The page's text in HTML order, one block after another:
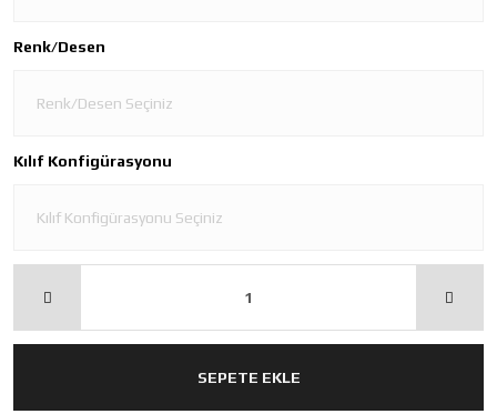
Renk/Desen
Kılıf Konfigürasyonu
SEPETE EKLE